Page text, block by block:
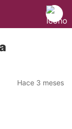
Hace 3 meses